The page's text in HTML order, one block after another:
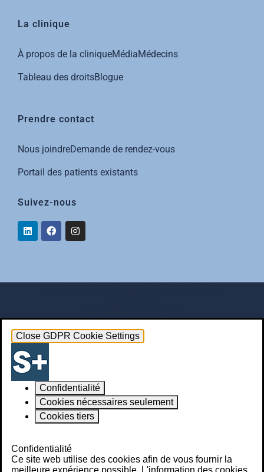
La clinique
À propos de la cliniqueMédiaMédecins
Tableau des droitsBlogue
Prendre contact
Nous joindreDemande de rendez-vous
Portail des patients existants
Suivez-nous
Close GDPR Cookie Settings
Confidentialité
Cookies nécessaires seulement
Cookies tiers
Confidentialité
Ce site web utilise des cookies afin de vous fournir la
meilleure expérience possible. L'information des cookies